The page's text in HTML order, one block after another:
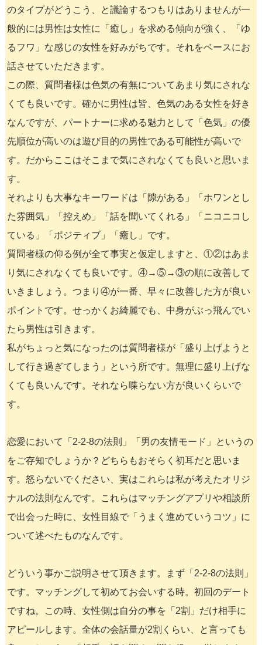
のタイプがどうこう、と議論するつもりはありませんが一
般的には男性は女性に「癒し」を求める傾向が強く、「ゆ
るフワ」な感じの女性を好みがちです。それをベースにお
話させていただきます。
この際、質問者様は色気の有無についてあまり気にされな
くても良いです。確かに男性は皆、色気のある女性を好き
なんですが、パートナーに求める魅力として「色気」の優
先順位が高いのは遊び目的の男性である可能性が高いで
す。だからここはそこまで気にされなくても良いと思いま
す。
それよりも大事なキーワードは「隙がある」「ホワンとし
た雰囲気」「控えめ」「話を聞いてくれる」「ニコニコし
ている」「ポジティブ」「癒し」です。
質問者様の仰る例が全て事実と仮定しますと、①②はあま
り気にされなくても良いです。④→⑤→③の順に改善して
いきましょう。つまり④が一番、早々に改善した方が良い
ポイントです。せっかくお綺麗でも、中身がぶっ飛んでい
たら男性は引きます。
私がちょっと気になったのは質問者様が「盛り上げようと
して行き過ぎてしまう」という所です。無理に盛り上げな
くても良いんです。それなら喋らない方が良いくらいで
す。
恋愛において「2-2-8の法則」「男の友情モード」というの
をご存知でしょうか？どちらもおそらく初耳だと思いま
す。怒らないでください、実はこれらは私が考えたオリジ
ナルの法則なんです。これらはマッチングアプリや相談所
で出会った時に、女性目線で「うまく進めていうコツ」に
ついて述べたものなんです。
どういう事かご説明させて頂きます。まず「2-2-8の法則」
です。マッチングして初めてお会いする時。初回のデート
ですね。この時、女性側は自分の事を「2割」だけ相手に
アピールします。全体の会話量が2割くらい、と言っても